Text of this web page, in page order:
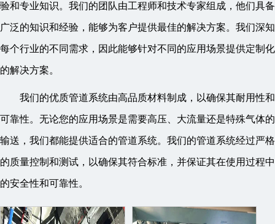
验和专业知识。我们的团队由工程师和技术专家组成，他们具备
广泛的知识和经验，能够为客户提供最佳的解决方案。我们深知
每个行业的不同需求，因此能够针对不同的应用场景提供定制化
的解决方案。
我们的优质管道系统由高品质材料制成，以确保其耐用性和
可靠性。无论您的应用场景是需要高压、大流量还是特殊气体的
输送，我们都能提供适合的管道系统。我们的管道系统经过严格
的质量控制和测试，以确保其符合标准，并保证其在使用过程中
的安全性和可靠性。